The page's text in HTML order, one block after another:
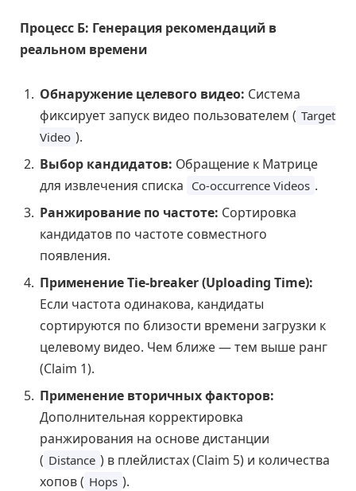
Процесс Б: Генерация рекомендаций в
реальном времени
Обнаружение целевого видео: Система
фиксирует запуск видео пользователем ( Target
Video ).
Выбор кандидатов: Обращение к Матрице
для извлечения списка Co-occurrence Videos .
Ранжирование по частоте: Сортировка
кандидатов по частоте совместного
появления.
Применение Tie-breaker (Uploading Time):
Если частота одинакова, кандидаты
сортируются по близости времени загрузки к
целевому видео. Чем ближе — тем выше ранг
(Claim 1).
Применение вторичных факторов:
Дополнительная корректировка
ранжирования на основе дистанции
( Distance ) в плейлистах (Claim 5) и количества
хопов ( Hops ).